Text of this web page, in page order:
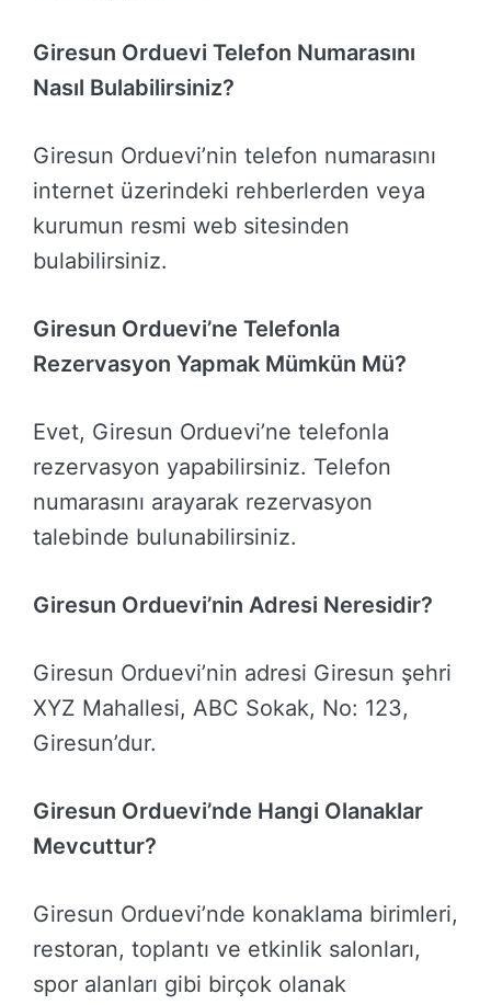
Giresun Orduevi Telefon Numarasını
Nasıl Bulabilirsiniz?
Giresun Orduevi’nin telefon numarasını
internet üzerindeki rehberlerden veya
kurumun resmi web sitesinden
bulabilirsiniz.
Giresun Orduevi’ne Telefonla
Rezervasyon Yapmak Mümkün Mü?
Evet, Giresun Orduevi’ne telefonla
rezervasyon yapabilirsiniz. Telefon
numarasını arayarak rezervasyon
talebinde bulunabilirsiniz.
Giresun Orduevi’nin Adresi Neresidir?
Giresun Orduevi’nin adresi Giresun şehri
XYZ Mahallesi, ABC Sokak, No: 123,
Giresun’dur.
Giresun Orduevi’nde Hangi Olanaklar
Mevcuttur?
Giresun Orduevi’nde konaklama birimleri,
restoran, toplantı ve etkinlik salonları,
spor alanları gibi birçok olanak